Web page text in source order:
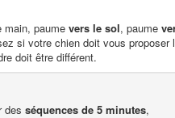
main, paume vers le sol, paume
si votre chien doit vous proposer
doit être différent.
des séquences de 5 minutes,